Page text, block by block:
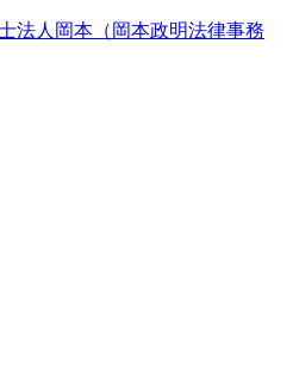
法人岡本（岡本政明法律事務